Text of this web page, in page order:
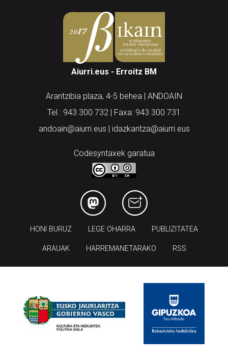
Aiurri.eus - Erroitz BM
Arantzibia plaza, 4-5 behea | ANDOAIN
Tel.: 943 300 732 | Faxa: 943 300 731
andoain@aiurri.eus | idazkaritza@aiurri.eus
Codesyntaxek garatua
HONI BURUZ LEGE OHARRA PUBLIZITATEA
ARAUAK HARREMANETARAKO RSS